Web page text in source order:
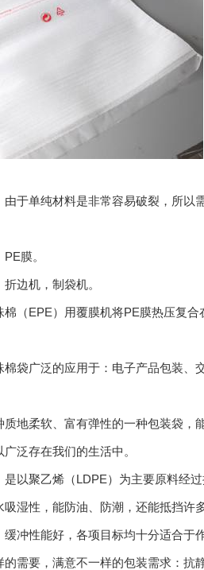
于单纯材料是非常容易破裂，所
膜。
边机，制袋机。
EPE）用覆膜机将PE膜热压复合
广泛的应用于：电子产品包装、
柔软、富有弹性的一种包装袋，
泛存在我们的生活中。
聚乙烯（LDPE）为主要原料经过
性，能防油、防潮，还能抵挡许
性能好，各项目标均十分适合于
要，满意不一样的包装需求：抗